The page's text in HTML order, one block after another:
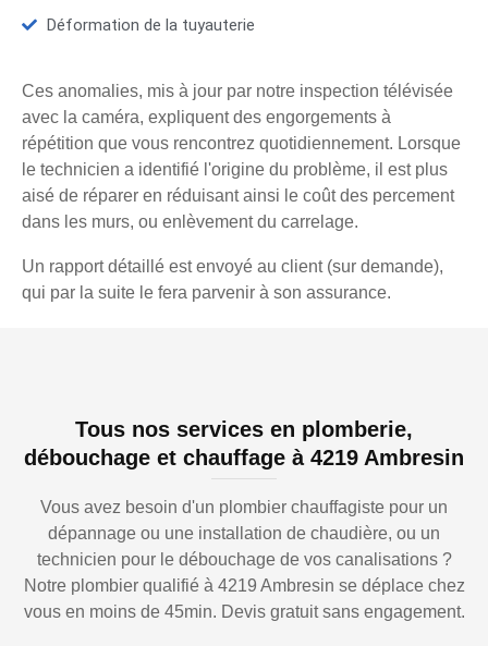
Déformation de la tuyauterie
Ces anomalies, mis à jour par notre inspection télévisée
avec la caméra, expliquent des engorgements à
répétition que vous rencontrez quotidiennement. Lorsque
le technicien a identifié l'origine du problème, il est plus
aisé de réparer en réduisant ainsi le coût des percement
dans les murs, ou enlèvement du carrelage.
Un rapport détaillé est envoyé au client (sur demande),
qui par la suite le fera parvenir à son assurance.
Tous nos services en plomberie,
débouchage et chauffage à 4219 Ambresin
Vous avez besoin d'un plombier chauffagiste pour un
dépannage ou une installation de chaudière, ou un
technicien pour le débouchage de vos canalisations ?
Notre plombier qualifié à 4219 Ambresin se déplace chez
vous en moins de 45min. Devis gratuit sans engagement.